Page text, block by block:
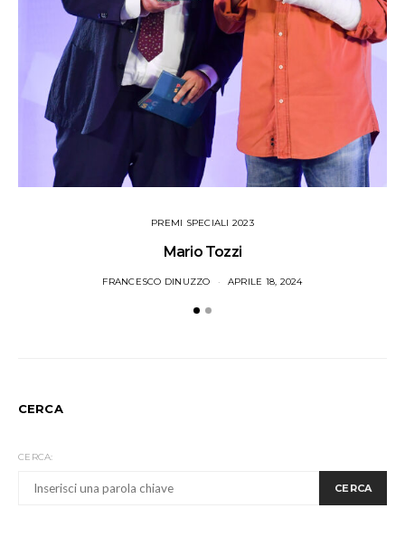
PREMI SPECIALI 2023
Mario Tozzi
FRANCESCO DINUZZO APRILE 18, 2024
CERCA
CERCA:
CERCA